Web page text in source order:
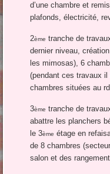
d’une chambre et
plafonds, électricité,
2ème tranche de
dernier niveau,
les mimosas), 6
(pendant ces travaux
chambres situées au
3ème tranche de
abattre les planchers
le 3ème étage en
de 8 chambres
salon et des